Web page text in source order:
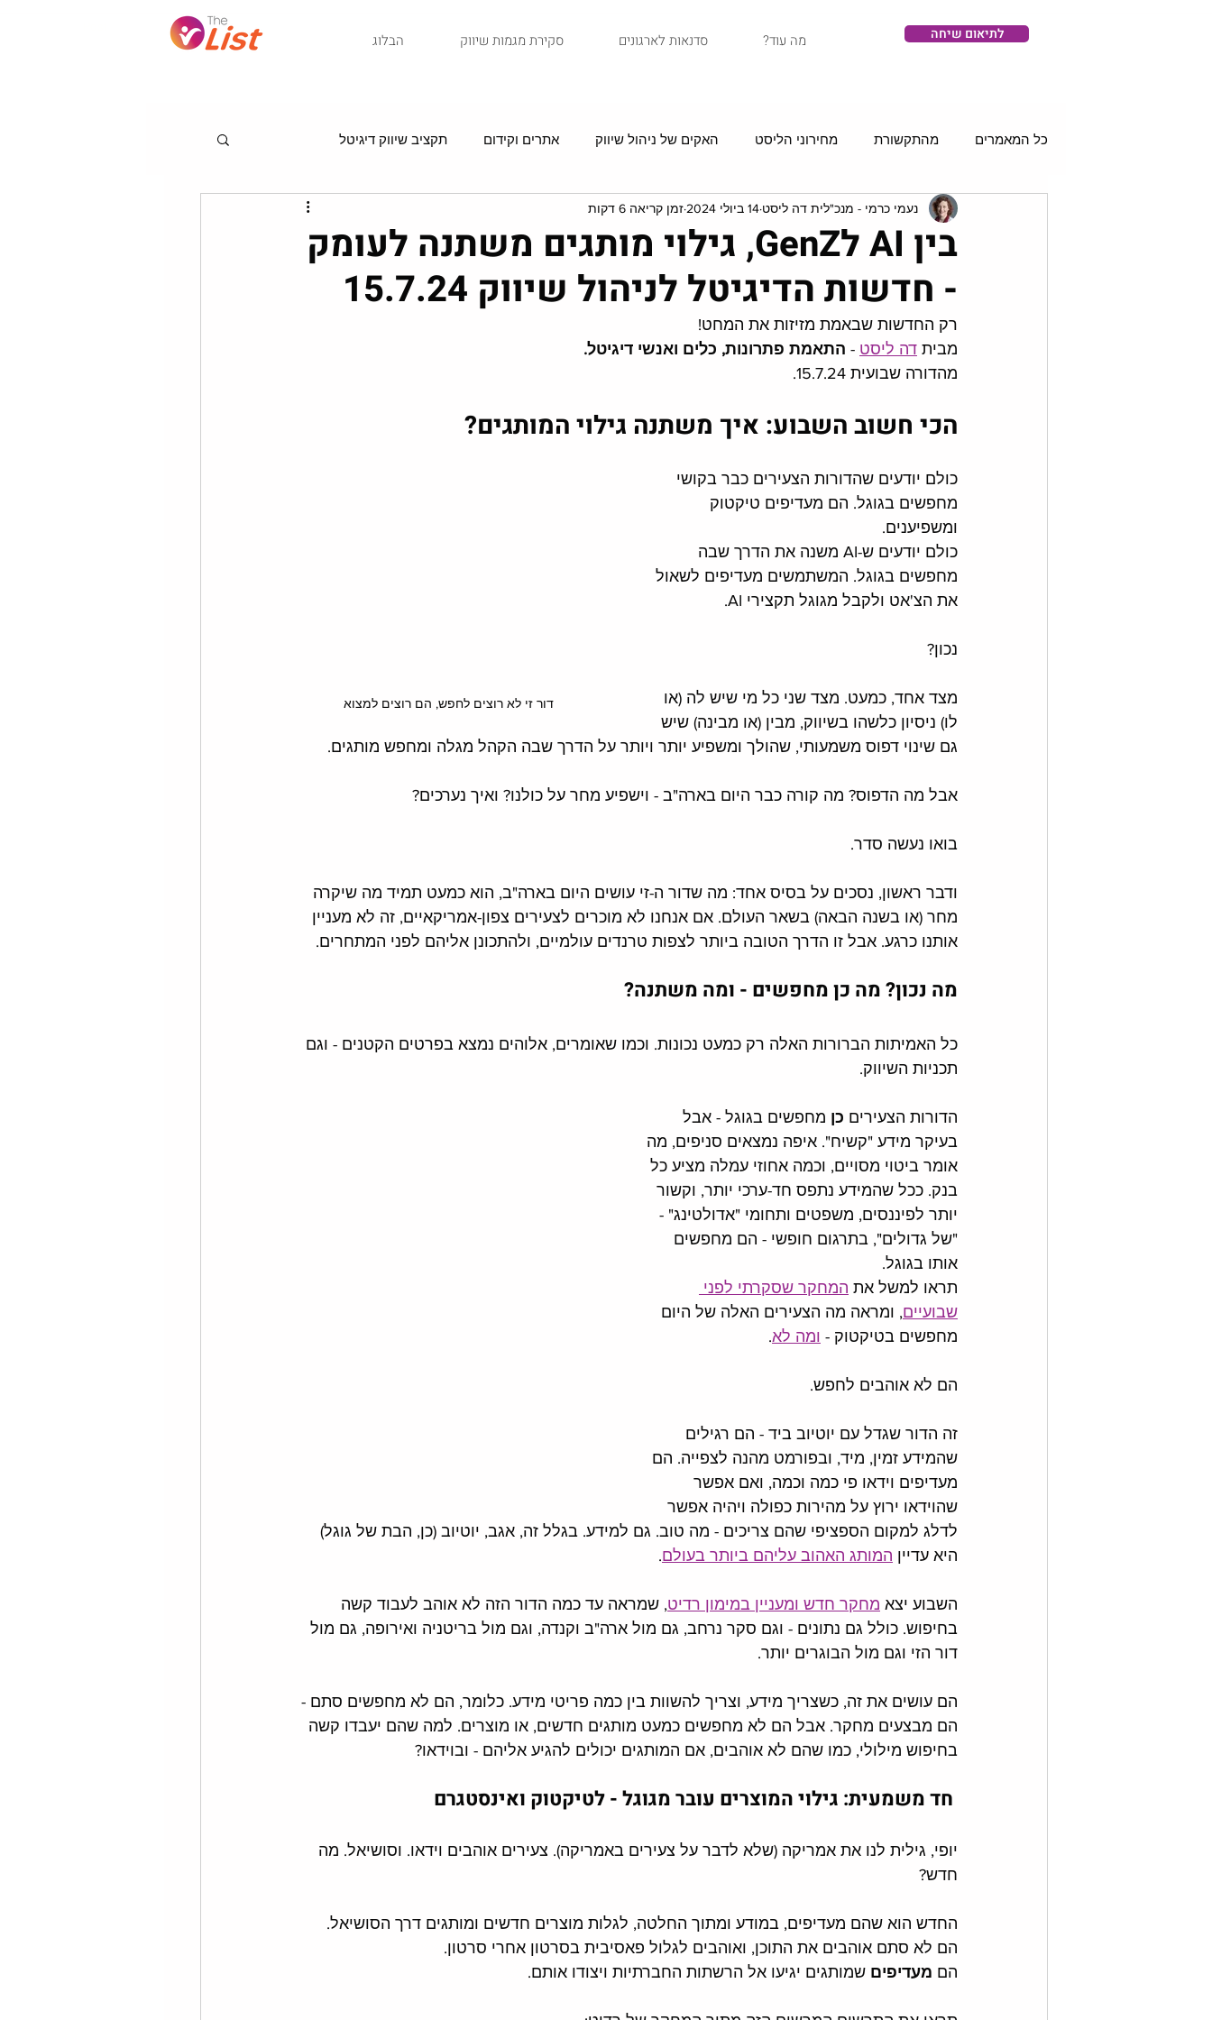
הבלוג סקירת מגמות שיווק סדנאות לארגונים ?מה עוד לתיאום שיחה
כל המאמרים מהתקשורת מחירוני הליסט האקים של ניהול שיווק אתרים וקידום תקציב שיווק דיגיטל
רשתות חברתיות סושיאל וידאו סיפורי לקוחות איקומרס מגמות לניהול שיווק
בין AI לGenZ, גילוי מותגים משתנה לעומק
- חדשות הדיגיטל לניהול שיווק 15.7.24
נעמי כרמי - מנכ"לית דה ליסט 14 ביולי 2024 זמן קריאה 6 דקות
רק החדשות שבאמת מזיזות את המחט!
מבית דה ליסט - התאמת פתרונות, כלים ואנשי דיגיטל.
מהדורה שבועית 15.7.24.
הכי חשוב השבוע: איך משתנה גילוי המותגים?
דור זי לא רוצים לחפש, הם רוצים למצוא
כולם יודעים שהדורות הצעירים כבר בקושי
מחפשים בגוגל. הם מעדיפים טיקטוק
ומשפיענים.
כולם יודעים ש-AI משנה את הדרך שבה
מחפשים בגוגל. המשתמשים מעדיפים לשאול
את הצ'אט ולקבל מגוגל תקצירי AI.
נכון?
מצד אחד, כמעט. מצד שני כל מי שיש לה (או
לו) ניסיון כלשהו בשיווק, מבין (או מבינה) שיש
גם שינוי דפוס משמעותי, שהולך ומשפיע יותר ויותר על הדרך שבה הקהל מגלה ומחפש מותגים.
אבל מה הדפוס? מה קורה כבר היום בארה"ב - וישפיע מחר על כולנו? ואיך נערכים?
בואו נעשה סדר.
ודבר ראשון, נסכים על בסיס אחד: מה שדור ה-זי עושים היום בארה"ב, הוא כמעט תמיד מה שיקרה
מחר (או בשנה הבאה) בשאר העולם. אם אנחנו לא מוכרים לצעירים צפון-אמריקאיים, זה לא מעניין
אותנו כרגע. אבל זו הדרך הטובה ביותר לצפות טרנדים עולמיים, ולהתכונן אליהם לפני המתחרים.
מה נכון? מה כן מחפשים - ומה משתנה?
כל האמיתות הברורות האלה רק כמעט נכונות. וכמו שאומרים, אלוהים נמצא בפרטים הקטנים - וגם
תכניות השיווק.
הדורות הצעירים כן מחפשים בגוגל - אבל
בעיקר מידע "קשיח". איפה נמצאים סניפים, מה
אומר ביטוי מסויים, וכמה אחוזי עמלה מציע כל
בנק. ככל שהמידע נתפס חד-ערכי יותר, וקשור
יותר לפיננסים, משפטים ותחומי "אדולטינג" -
"של גדולים", בתרגום חופשי - הם מחפשים
אותו בגוגל.
תראו למשל את המחקר שסקרתי לפני
שבועיים, ומראה מה הצעירים האלה של היום
מחפשים בטיקטוק - ומה לא.
הם לא אוהבים לחפש.
זה הדור שגדל עם יוטיוב ביד - הם רגילים
שהמידע זמין, מיד, ובפורמט מהנה לצפייה. הם
מעדיפים וידאו פי כמה וכמה, ואם אפשר
שהוידאו ירוץ על מהירות כפולה ויהיה אפשר
לדלג למקום הספציפי שהם צריכים - מה טוב. גם למידע. בגלל זה, אגב, יוטיוב (כן, הבת של גוגל)
היא עדיין המותג האהוב עליהם ביותר בעולם.
השבוע יצא מחקר חדש ומעניין במימון רדיט, שמראה עד כמה הדור הזה לא אוהב לעבוד קשה
בחיפוש. כולל גם נתונים - וגם סקר נרחב, גם מול ארה"ב וקנדה, וגם מול בריטניה ואירופה, גם מול
דור הזי וגם מול הבוגרים יותר.
הם עושים את זה, כשצריך מידע, וצריך להשוות בין כמה פריטי מידע. כלומר, הם לא מחפשים סתם -
הם מבצעים מחקר. אבל הם לא מחפשים כמעט מותגים חדשים, או מוצרים. למה שהם יעבדו קשה
בחיפוש מילולי, כמו שהם לא אוהבים, אם המותגים יכולים להגיע אליהם - ובוידאו?
יופי, גילית לנו את אמריקה (שלא לדבר על צעירים באמריקה). צעירים אוהבים וידאו. וסושיאל. מה
חדש?
החדש הוא שהם מעדיפים, במודע ומתוך החלטה, לגלות מוצרים חדשים ומותגים דרך הסושיאל.
הם לא סתם אוהבים את התוכן, ואוהבים לגלול פאסיבית בסרטון אחרי סרטון.
הם מעדיפים שמותגים יגיעו אל הרשתות החברתיות ויצודו אותם.